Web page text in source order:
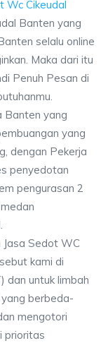
Banten yang
selalu online
Maka dari itu
Penuh Pesan di
Banten yang
yang
dengan Pekerja
penyedotan
pengurasan 2
Sedot WC
kami di
dan untuk limbah
berbeda-
mengotori
prioritas